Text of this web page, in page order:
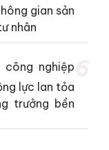
gian sản
nhân
công nghiệp
lực lan tỏa
trưởng bền